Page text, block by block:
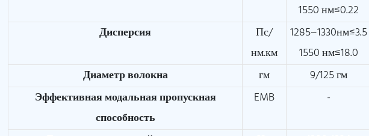
1550 нм≤0.22
Дисперсия
Пс/
нм.км
1285~1330нм≤3.5
1550 нм≤18.0
Диаметр волокна гм 9/125 гм
Эффективная модальная пропускная
способность
EMB -